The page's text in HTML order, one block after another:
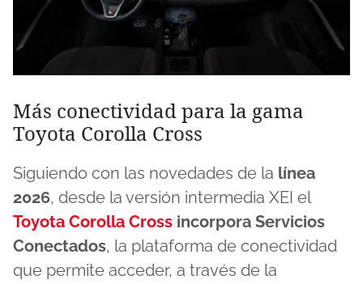
Más conectividad para la gama
Toyota Corolla Cross
Siguiendo con las novedades de la línea
2026, desde la versión intermedia XEI el
Toyota Corolla Cross incorpora Servicios
Conectados, la plataforma de conectividad
que permite acceder, a través de la